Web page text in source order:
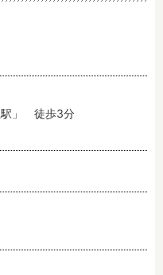
」　徒歩3分